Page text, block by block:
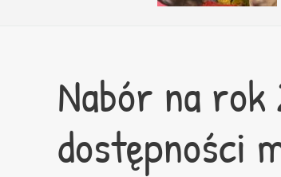
Nabór na
dostępności